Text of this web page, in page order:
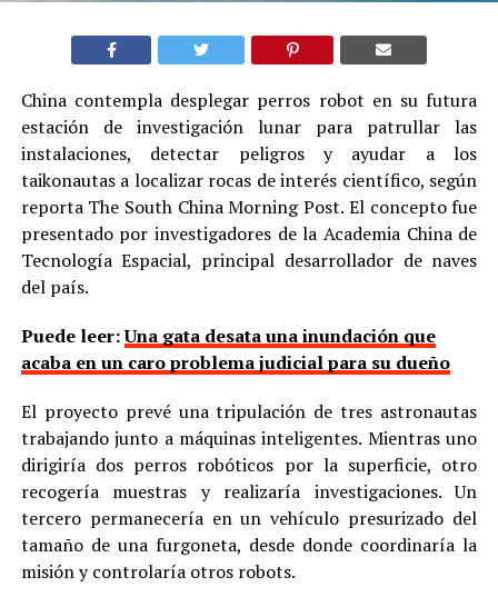
China contempla desplegar perros robot en su futura
estación de investigación lunar para patrullar las
instalaciones, detectar peligros y ayudar a los
taikonautas a localizar rocas de interés científico, según
reporta The South China Morning Post. El concepto fue
presentado por investigadores de la Academia China de
Tecnología Espacial, principal desarrollador de naves
del país.
Puede leer:Una gata desata una inundación que
acaba en un caro problema judicial para su dueño
El proyecto prevé una tripulación de tres astronautas
trabajando junto a máquinas inteligentes. Mientras uno
dirigiría dos perros robóticos por la superficie, otro
recogería muestras y realizaría investigaciones. Un
tercero permanecería en un vehículo presurizado del
tamaño de una furgoneta, desde donde coordinaría la
misión y controlaría otros robots.